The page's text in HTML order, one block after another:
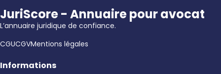
JuriScore - Annuaire pour avocat
L’annuaire juridique de confiance.
CGUCGVMentions légales
Informations